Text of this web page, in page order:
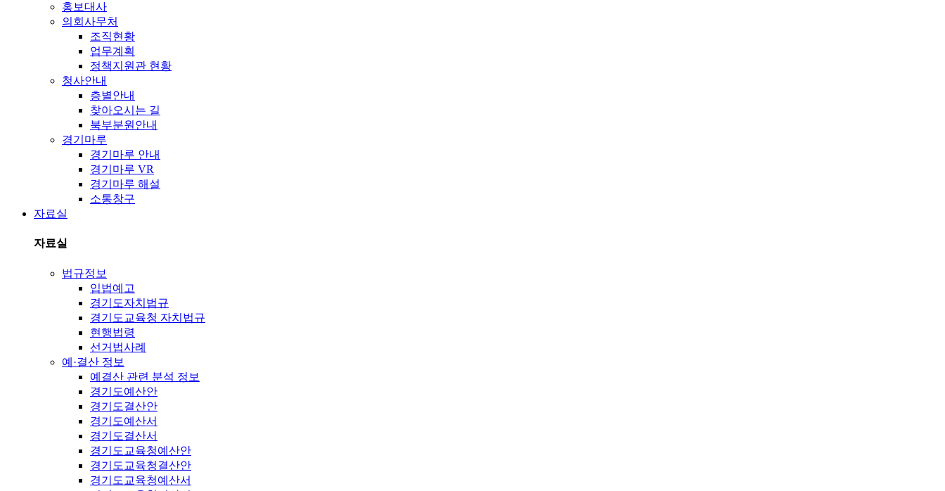
홍보대사
의회사무처
조직현황
업무계획
정책지원관 현황
청사안내
층별안내
찾아오시는 길
북부분원안내
경기마루
경기마루 안내
경기마루 VR
경기마루 해설
소통창구
자료실
자료실
법규정보
입법예고
경기도자치법규
경기도교육청 자치법규
현행법령
선거법사례
예·결산 정보
예결산 관련 분석 정보
경기도예산안
경기도결산안
경기도예산서
경기도결산서
경기도교육청예산안
경기도교육청결산안
경기도교육청예산서